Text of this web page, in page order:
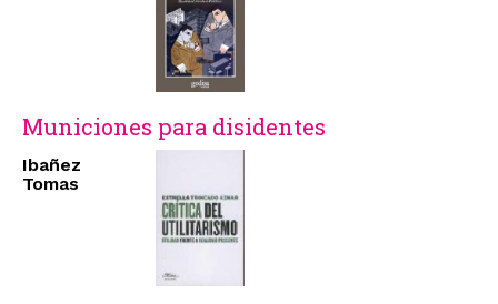
Municiones para disidentes
Ibañez
Tomas